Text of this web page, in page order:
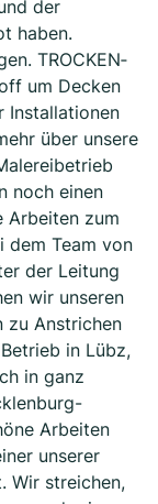
der
haben.
TROCKEN­
um Decken
Installationen
über unsere
noch einen
Arbeiten zum
dem Team von
der Leitung
wir unseren
zu Anstrichen
in Lübz,
in ganz
Arbeiten
unserer
Wir streichen,